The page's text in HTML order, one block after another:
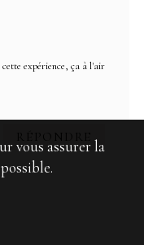
expérience, ça à l'air
RÉPONDRE
vous assurer la